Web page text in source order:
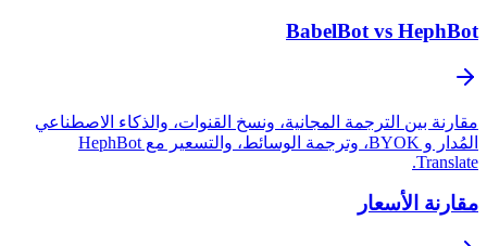
BabelBot vs HephBot
مقارنة بين الترجمة المجانية، ونسخ القنوات، والذكاء الاصطناعي
المُدار و BYOK، وترجمة الوسائط، والتسعير مع HephBot
Translate.
مقارنة الأسعار